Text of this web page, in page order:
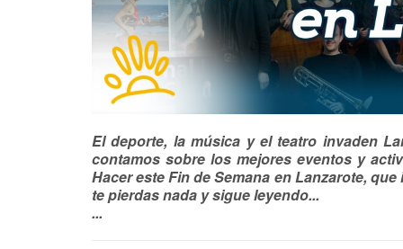
El deporte, la música y el teatro invaden
contamos sobre los mejores eventos y
Hacer este Fin de Semana en Lanzarote,
te pierdas nada y sigue leyendo...
...